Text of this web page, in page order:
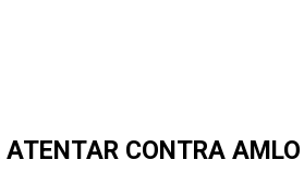
CONTRA AMLO